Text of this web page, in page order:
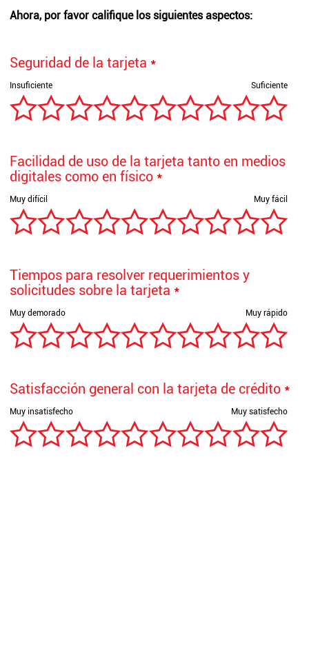
Ahora, por favor califique los siguientes aspectos:
Seguridad de la tarjeta *
Facilidad de uso de la tarjeta tanto en medios
digitales como en físico *
Tiempos para resolver requerimientos y
solicitudes sobre la tarjeta *
Satisfacción general con la tarjeta de crédito *